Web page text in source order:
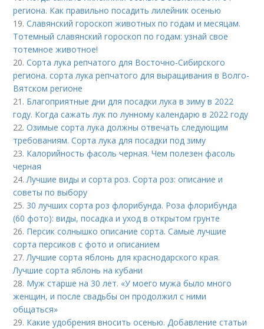
региона. Как правильно посадить лилейник осенью
19.Славянский гороскоп животных по годам и месяцам.
Тотемный славянский гороскоп по годам: узнай свое
тотемное животное!
20.Сорта лука репчатого для Восточно-Сибирского
региона. сорта лука репчатого для выращивания в Волго-
Вятском регионе
21. Благоприятные дни для посадки лука в зиму в 2022
году. Когда сажать лук по лунному календарю в 2022 году
22.Озимые сорта лука должны отвечать следующим
требованиям. Сорта лука для посадки под зиму
23. Калорийность фасоль черная. Чем полезен фасоль
черная
24.Лучшие виды и сорта роз. Сорта роз: описание и
советы по выбору
25. 30 лучших сорта роз флорибунда. Роза флорибунда
(60 фото): виды, посадка и уход в открытом грунте
26. Персик солнышко описание сорта. Самые лучшие
сорта персиков с фото и описанием
27.Лучшие сорта яблонь для краснодарского края.
Лучшие сорта яблонь на кубани
28. Муж старше на 30 лет. «У моего мужа было много
женщин, и после свадьбы он продолжил с ними
общаться»
29. Какие удобрения вносить осенью. Добавление статьи